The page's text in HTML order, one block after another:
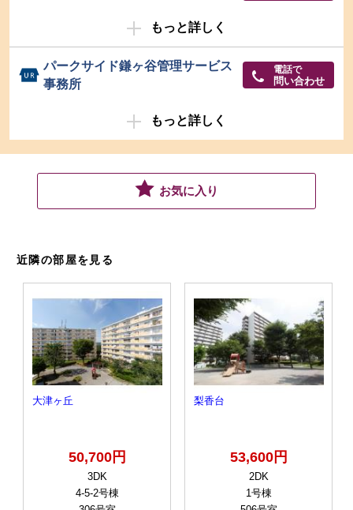
もっと詳しく
パークサイド鎌ヶ谷管理サービス
事務所
電話で
問い合わせ
もっと詳しく
お気に入り
近隣の部屋を見る
大津ヶ丘
50,700円
3DK
4-5-2号棟
梨香台
53,600円
2DK
1号棟